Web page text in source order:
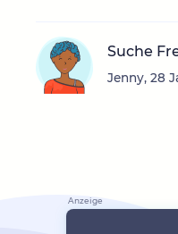
Suche
Jenny, 28